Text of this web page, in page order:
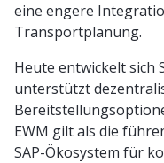
eine engere
Transportplanung.
Heute entwickelt sich
unterstützt
EWM gilt als die
SAP-Ökosystem für